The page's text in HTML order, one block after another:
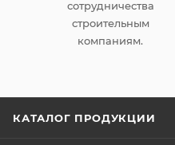
сотрудничества
строительным
компаниям.
КАТАЛОГ ПРОДУКЦИИ